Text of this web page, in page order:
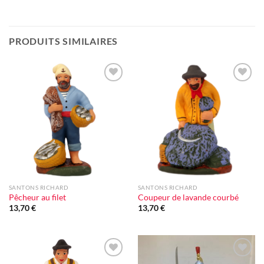
PRODUITS SIMILAIRES
SANTONS RICHARD
Pêcheur au filet
13,70€
SANTONS RICHARD
Coupeur de lavande courbé
13,70€